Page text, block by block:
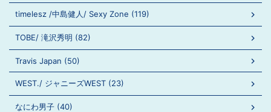
timelesz /中島健人/ Sexy Zone (119)
TOBE/ 滝沢秀明 (82)
Travis Japan (50)
WEST./ ジャニーズWEST (23)
なにわ男子 (40)